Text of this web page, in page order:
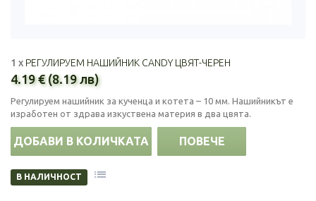
1 x РЕГУЛИРУЕМ НАШИЙНИК CANDY ЦВЯТ-ЧЕРЕН
4.19 € (8.19 лв)
Регулируем нашийник за кученца и котета – 10 мм. Нашийникът е
изработен от здрава изкуствена материя в два цвята.
ДОБАВИ В КОЛИЧКАТА ПОВЕЧЕ
В НАЛИЧНОСТ